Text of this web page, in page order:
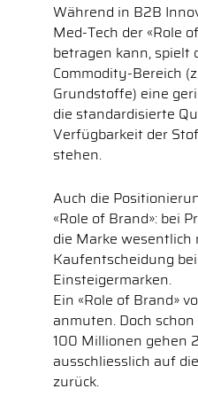
Während in B2B
Med-Tech der «Role
betragen kann, spielt
Commodity-Bereich
Grundstoffe) eine
die standardisierte
Verfügbarkeit der
stehen.
Auch die
«Role of Brand»: bei
die Marke wesentlich
Kaufentscheidung
Einsteigermarken.
Ein «Role of Brand»
anmuten. Doch
100 Millionen gehen
ausschliesslich auf
zurück.